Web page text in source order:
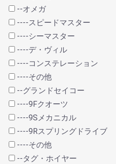
--オメガ
----スピードマスター
----シーマスター
----デ・ヴィル
----コンステレーション
----その他
--グランドセイコー
----9Fクオーツ
----9Sメカニカル
----9Rスプリングドライブ
----その他
--タグ・ホイヤー